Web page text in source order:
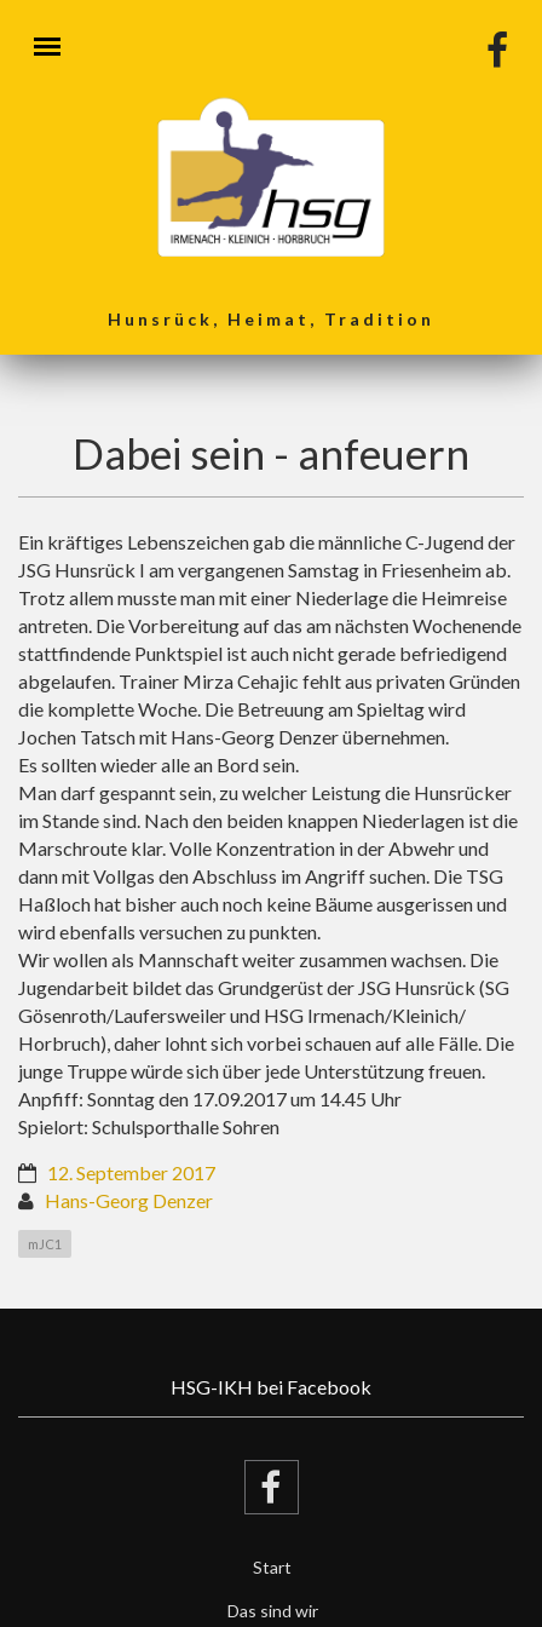
Hunsrück, Heimat, Tradition
Dabei sein - anfeuern
Ein kräftiges Lebenszeichen gab die männliche C-Jugend der
JSG Hunsrück I am vergangenen Samstag in Friesenheim ab.
Trotz allem musste man mit einer Niederlage die Heimreise
antreten. Die Vorbereitung auf das am nächsten Wochenende
stattfindende Punktspiel ist auch nicht gerade befriedigend
abgelaufen. Trainer Mirza Cehajic fehlt aus privaten Gründen
die komplette Woche. Die Betreuung am Spieltag wird
Jochen Tatsch mit Hans-Georg Denzer übernehmen.
Es sollten wieder alle an Bord sein.
Man darf gespannt sein, zu welcher Leistung die Hunsrücker
im Stande sind. Nach den beiden knappen Niederlagen ist die
Marschroute klar. Volle Konzentration in der Abwehr und
dann mit Vollgas den Abschluss im Angriff suchen. Die TSG
Haßloch hat bisher auch noch keine Bäume ausgerissen und
wird ebenfalls versuchen zu punkten.
Wir wollen als Mannschaft weiter zusammen wachsen. Die
Jugendarbeit bildet das Grundgerüst der JSG Hunsrück (SG
Gösenroth/Laufersweiler und HSG Irmenach/Kleinich/
Horbruch), daher lohnt sich vorbei schauen auf alle Fälle. Die
junge Truppe würde sich über jede Unterstützung freuen.
Anpfiff: Sonntag den 17.09.2017 um 14.45 Uhr
Spielort: Schulsporthalle Sohren
12. September 2017
Hans-Georg Denzer
mJC1
HSG-IKH bei Facebook
Start
Das sind wir